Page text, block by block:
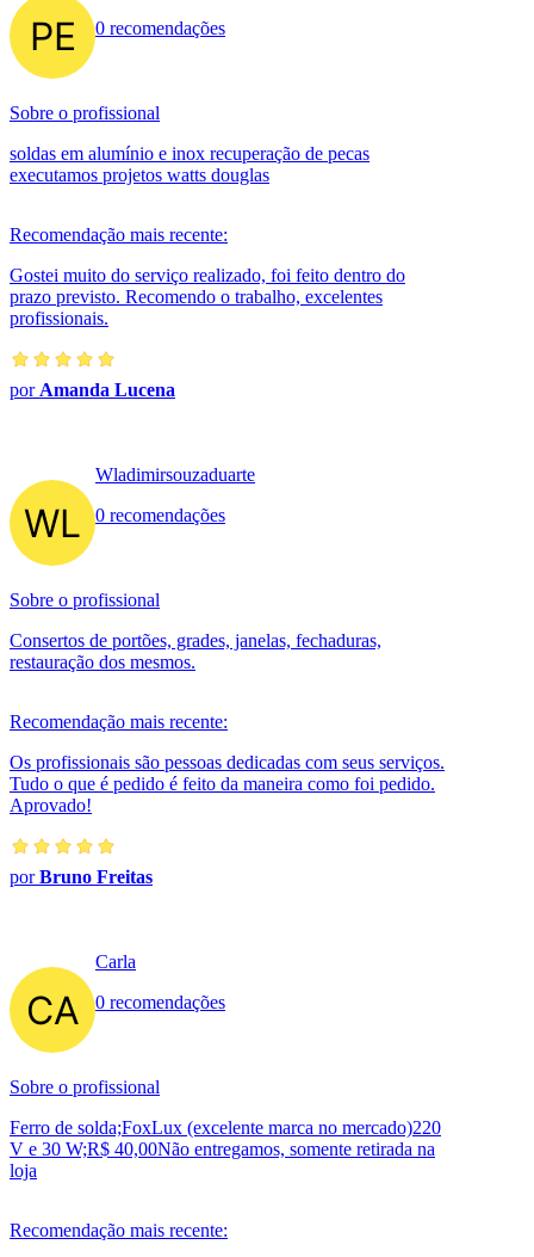
0 recomendações
Sobre o profissional
soldas em alumínio e inox recuperação de pecas
executamos projetos watts douglas
Recomendação mais recente:
Gostei muito do serviço realizado, foi feito dentro do
prazo previsto. Recomendo o trabalho, excelentes
profissionais.
por Amanda Lucena
Wladimirsouzaduarte
0 recomendações
Sobre o profissional
Consertos de portões, grades, janelas, fechaduras,
restauração dos mesmos.
Recomendação mais recente:
Os profissionais são pessoas dedicadas com seus serviços.
Tudo o que é pedido é feito da maneira como foi pedido.
Aprovado!
porBruno Freitas
Carla
0 recomendações
Sobre o profissional
Ferro de solda;FoxLux (excelente marca no mercado)220
V e 30 W;R$ 40,00Não entregamos, somente retirada na
loja
Recomendação mais recente: